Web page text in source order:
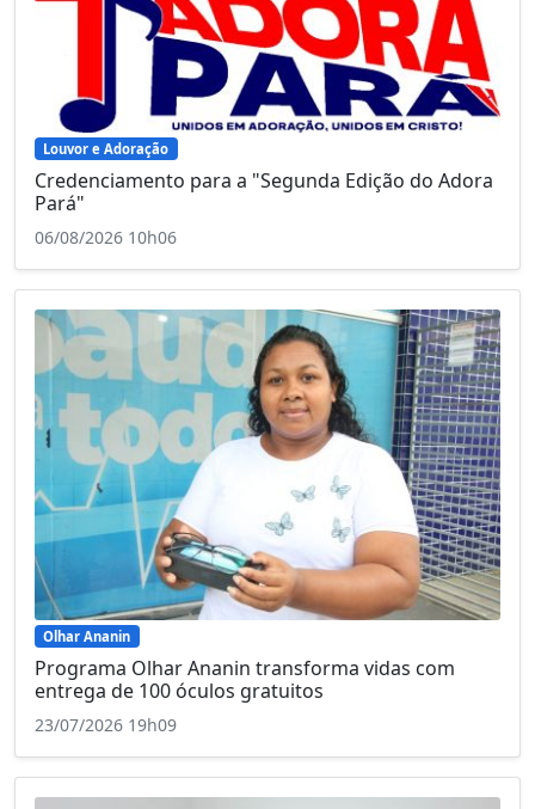
Louvor e Adoração
Credenciamento para a "Segunda Edição do Adora
Pará"
06/08/2026 10h06
Olhar Ananin
Programa Olhar Ananin transforma vidas com
entrega de 100 óculos gratuitos
23/07/2026 19h09